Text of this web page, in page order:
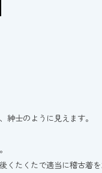
紳士のように見えます。
くたくたで適当に稽古着